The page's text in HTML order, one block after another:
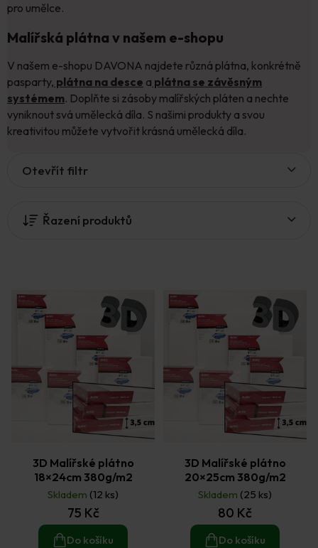
pro umělce.
Malířská plátna v našem e-shopu
V našem e-shopu DAVONA najdete různá plátna, konkrétně
pasparty, plátna na desce a plátna se závěsným
systémem. Doplňte si zásoby malířských pláten a nechte
vyniknout svá umělecká díla. S našimi produkty a svou
kreativitou můžete vytvořit krásná umělecká díla.
Řazení produktů
Otevřít filtr
3D Malířské plátno
18×24cm 380g/m2
Skladem (12 ks)
75 Kč
Do košíku
3D Malířské plátno
20×25cm 380g/m2
Skladem (25 ks)
80 Kč
Do košíku